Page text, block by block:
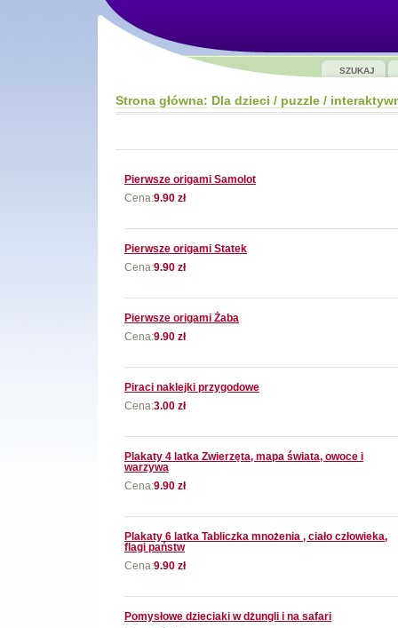
SZUKAJ
Strona główna: Dla dzieci / puzzle /
Pierwsze origami Samolot
Cena:9.90 zł
Pierwsze origami Statek
Cena:9.90 zł
Pierwsze origami Żaba
Cena:9.90 zł
Piraci naklejki przygodowe
Cena:3.00 zł
Plakaty 4 latka Zwierzęta, mapa świata, owoce i
warzywa
Cena:9.90 zł
Plakaty 6 latka Tabliczka mnożenia , ciało człowieka,
flagi państw
Cena:9.90 zł
Pomysłowe dzieciaki w dżungli i na safari